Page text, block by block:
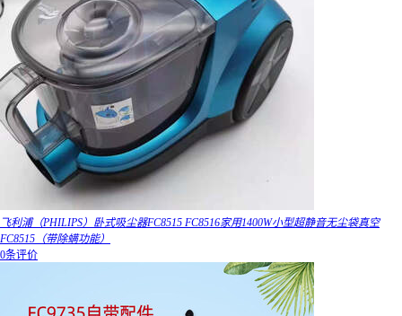
飞利浦（PHILIPS）卧式吸尘器FC8515 FC8516家用1400W小型超静音无尘袋真空
FC8515（带除螨功能）
0条评价